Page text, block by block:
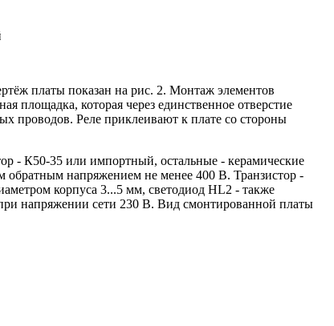
платы показан на рис. 2. Монтаж элементов
площадка, которая через единственное отверстие
проводов. Реле приклеивают к плате со стороны
- К50-35 или импортный, остальные - керамические
напряжением не менее 400 В. Транзистор -
корпуса 3...5 мм, светодиод HL2 - также
напряжении сети 230 В. Вид смонтированной платы